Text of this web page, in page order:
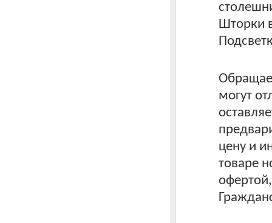
Шторки
могут
цену и
товаре